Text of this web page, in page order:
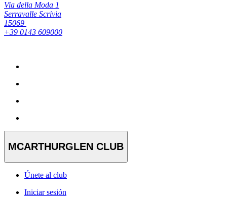
Via della Moda 1
Serravalle Scrivia
15069
+39 0143 609000
MCARTHURGLEN CLUB
Únete al club
Iniciar sesión